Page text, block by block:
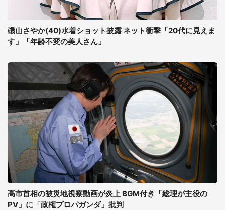
磯山さやか(40)水着ショット披露 ネット衝撃「20代に見えま
す」「年齢不変の美人さん」
高市首相の被災地視察動画が炎上 BGM付き「総理が主役の
PV」に「政権プロパガンダ」批判